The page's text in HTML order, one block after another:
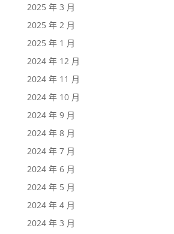
2025 年 3 月
2025 年 2 月
2025 年 1 月
2024 年 12 月
2024 年 11 月
2024 年 10 月
2024 年 9 月
2024 年 8 月
2024 年 7 月
2024 年 6 月
2024 年 5 月
2024 年 4 月
2024 年 3 月